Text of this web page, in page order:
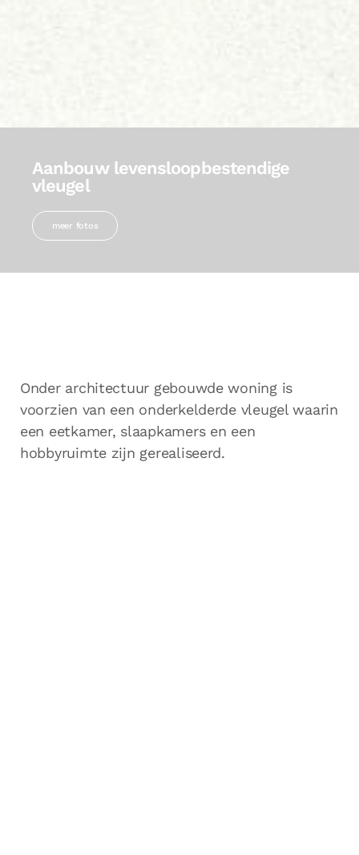
Aanbouw levensloopbestendige
vleugel
meer fotos
Onder architectuur gebouwde woning is
voorzien van een onderkelderde vleugel waarin
een eetkamer, slaapkamers en een
hobbyruimte zijn gerealiseerd.